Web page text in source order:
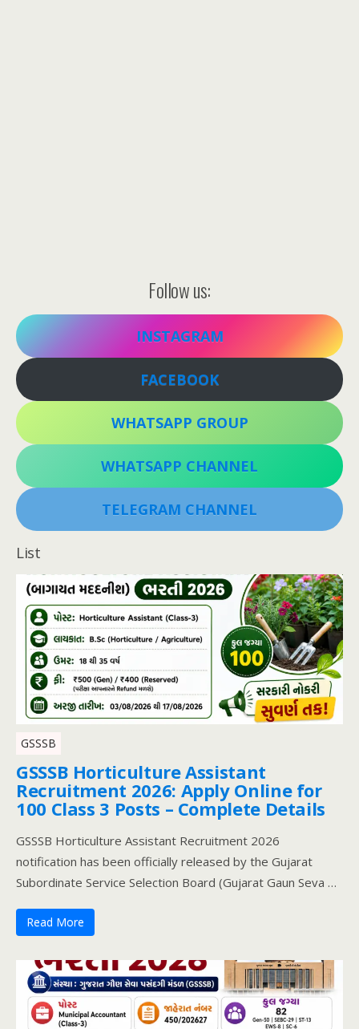
Follow us:
INSTAGRAM
FACEBOOK
WHATSAPP GROUP
WHATSAPP CHANNEL
TELEGRAM CHANNEL
List
GSSSB
GSSSB Horticulture Assistant
Recruitment 2026: Apply Online for
100 Class 3 Posts – Complete Details
GSSSB Horticulture Assistant Recruitment 2026
notification has been officially released by the Gujarat
Subordinate Service Selection Board (Gujarat Gaun Seva …
Read More